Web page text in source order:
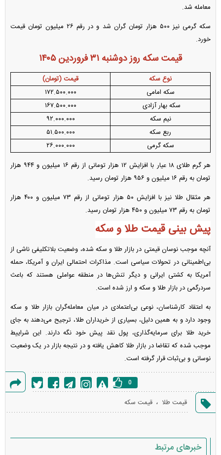
معامله شد.
سکه گرمی نیز ۵۰۰ هزار تومان گران شد و در رقم ۲۶ میلیون تومان قیمت
خورد.
قیمت سکه روز دوشنبه ۳۱ فروردین ۱۴۰۵
نوع سکه
قیمت (تومان)
سکه امامی
۱۷۲.۵۰۰.۰۰۰
سکه بهار آزادی
۱۶۷.۵۰۰.۰۰۰
نیم سکه
۹۲.۰۰۰.۰۰۰
ربع سکه
۵۱.۵۰۰.۰۰۰
سکه گرمی
۲۶.۰۰۰.۰۰۰
هر گرم طلای ۱۸ عیار با افزایش ۱۲ هزار تومانی از رقم ۱۶ میلیون و ۹۴۴ هزار
تومان به رقم ۱۶ میلیون و ۹۵۶ هزار تومان رسید.
هر مثقال طلا نیز با افزایش ۵۰ هزار تومانی از رقم ۷۳ میلیون و ۴۰۰ هزار
تومان به رقم ۷۳ میلیون و ۴۵۰ هزار تومان رسید.
پیش بینی قیمت طلا و سکه
آنچه موجب نوسان قیمتی در بازار طلا و سکه شده، وضعیت بلاتکلیفی ناشی از
بی‌اطمینانی در تحولات سیاسی است. مذاکرات احتمالی ایران و آمریکا، حمله
آمریکا به کشتی ایرانی و دیگر تنش‌ها در منطقه عواملی هستند که باعث
سردرگمی در بازار طلا و سکه و ارز شده است.
به اعتقاد کارشناسان، نوعی بی‌اعتمادی در میان معامله‌گران بازار طلا و سکه
وجود دارد و به همین دلیل، بسیاری از خریداران طلا، ترجیح می‌دهند به جای
خرید طلا برای سرمایه‌گذاری، پول نقد پیش خود نگه دارند. این شراییط
موجب شده که تقاضا در بازار طلا کاهش یافته و در نتیجه بازار در یک وضعیت
نوسانی و بی‌ثبات قرار گرفته است.
خطا
0
قیمت طلا ، قیمت سکه
خبرهای مرتبط